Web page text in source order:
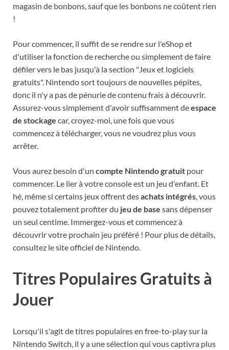
magasin de bonbons, sauf que les bonbons ne coûtent rien
!
Pour commencer, il suffit de se rendre sur l'eShop et
d'utiliser la fonction de recherche ou simplement de faire
défiler vers le bas jusqu'à la section "Jeux et logiciels
gratuits". Nintendo sort toujours de nouvelles pépites,
donc il n'y a pas de pénurie de contenu frais à découvrir.
Assurez-vous simplement d'avoir suffisamment deespace
de stockage car, croyez-moi, une fois que vous
commencez à télécharger, vous ne voudrez plus vous
arrêter.
Vous aurez besoin d'un compte Nintendo gratuit pour
commencer. Le lier à votre console est un jeu d'enfant. Et
hé, même si certains jeux offrent desachats intégrés , vous
pouvez totalement profiter du jeu de base sans dépenser
un seul centime. Immergez-vous et commencez à
découvrir votre prochain jeu préféré ! Pour plus de détails,
consultez le site officiel de Nintendo.
Titres Populaires Gratuits à
Jouer
Lorsqu'il s'agit de titres populaires en free-to-play sur la
Nintendo Switch, il y a une sélection qui vous captivra plus